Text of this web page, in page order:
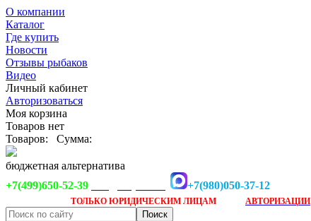
О компании
Каталог
Где купить
Новости
Отзывы рыбаков
Видео
Личный кабинет
Авторизоваться
Моя корзина
Товаров нет
Товаров:
Сумма:
бюджетная альтернатива
+7(499)650-52-39
+7(980)050-37-12
ТОЛЬКО ЮРИДИЧЕСКИМ ЛИЦАМ АВТОРИЗАЦИИ